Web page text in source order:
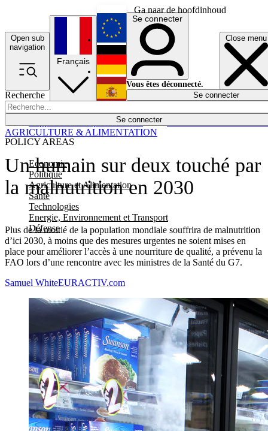
Ga naar de hoofdinhoud
Open sub
navigation
Close menu
Recherche
Se connecter
POLICY AREAS
Economie
Politique
Agriculture et Alimentation
Santé
Technologies
Energie, Environnement et Transport
Défense
Économie
Français
English
Deutsch
Español
Se connecter
Vous êtes déconnecté.
Se connecter
Un humain sur deux touché par
la malnutrition en 2030
Plus de la moitié de la population mondiale souffrira de malnutrition
d’ici 2030, à moins que des mesures urgentes ne soient mises en
place pour améliorer l’accès à une nourriture de qualité, a prévenu la
FAO lors d’une rencontre avec les ministres de la Santé du G7.
AGRICULTURE & ALIMENTATION
Samuel WhiteEURACTIV.com